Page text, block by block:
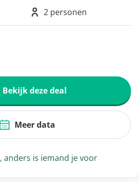
2 personen
Bekijk deze deal
Meer data
, anders is iemand je voor